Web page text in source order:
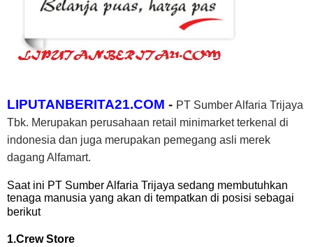
LIPUTANBERITA21.COM - PT Sumber Alfaria Trijaya
Tbk. Merupakan perusahaan retail minimarket terkenal di
indonesia dan juga merupakan pemegang asli merek
dagang Alfamart.
Saat ini PT Sumber Alfaria Trijaya sedang membutuhkan
tenaga manusia yang akan di tempatkan di posisi sebagai
berikut
1.Crew Store